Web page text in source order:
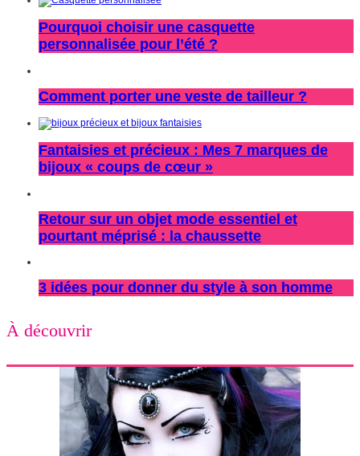
Pourquoi choisir une casquette
personnalisée pour l’été ?
Comment porter une veste de tailleur ?
Fantaisies et précieux : Mes 7 marques de
bijoux « coups de cœur »
Retour sur un objet mode essentiel et
pourtant méprisé : la chaussette
3 idées pour donner du style à son homme
À découvrir